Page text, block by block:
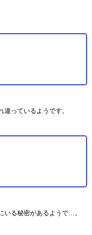
っているようです。
いる秘密があるようで…。